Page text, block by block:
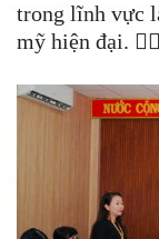
trong lĩnh vực
mỹ hiện đại.